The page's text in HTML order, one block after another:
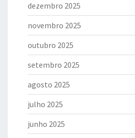
dezembro 2025
novembro 2025
outubro 2025
setembro 2025
agosto 2025
julho 2025
junho 2025